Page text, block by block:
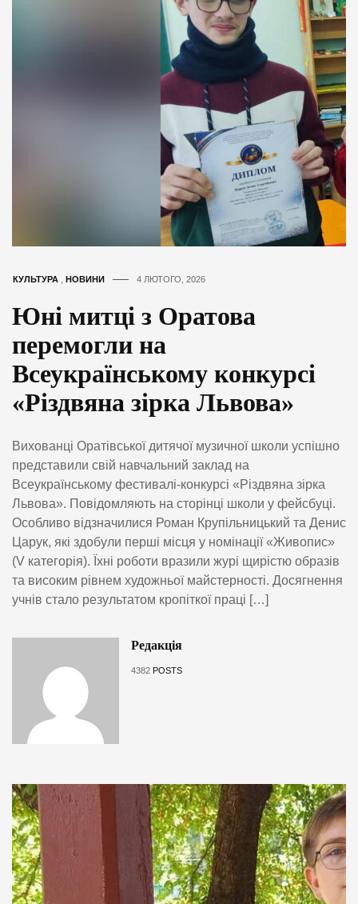
КУЛЬТУРА НОВИНИ 4 ЛЮТОГО, 2026
Юні митці з Оратова
перемогли на
Всеукраїнському конкурсі
«Різдвяна зірка Львова»
Вихованці Оратівської дитячої музичної школи успішно
представили свій навчальний заклад на
Всеукраїнському фестивалі-конкурсі «Різдвяна зірка
Львова». Повідомляють на сторінці школи у фейсбуці.
Особливо відзначилися Роман Крупільницький та Денис
Царук, які здобули перші місця у номінації «Живопис»
(V категорія). Їхні роботи вразили журі щирістю образів
та високим рівнем художньої майстерності. Досягнення
учнів стало результатом кропіткої праці […]
Редакція
4382 POSTS